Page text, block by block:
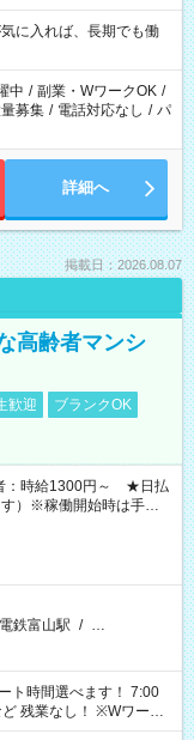
※法令に基づき、週20時
ります ※労働者派遣法
間・短期間の就業はご
に入れば、長期でも働
中 / 副業・WワークOK /
募集 / 電話対応なし / パ
詳細へ
掲載日：2026.08.07
高齢者マンシ
歓迎
ブランクOK
：時給1300円～ ★日払
）※稼働開始時は手続き
電鉄富山駅 / …
し！ ※Wワーク
の就業はご案内できま